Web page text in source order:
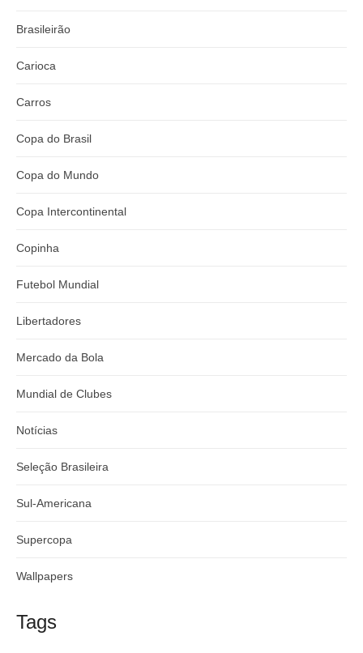
Brasileirão
Carioca
Carros
Copa do Brasil
Copa do Mundo
Copa Intercontinental
Copinha
Futebol Mundial
Libertadores
Mercado da Bola
Mundial de Clubes
Notícias
Seleção Brasileira
Sul-Americana
Supercopa
Wallpapers
Tags